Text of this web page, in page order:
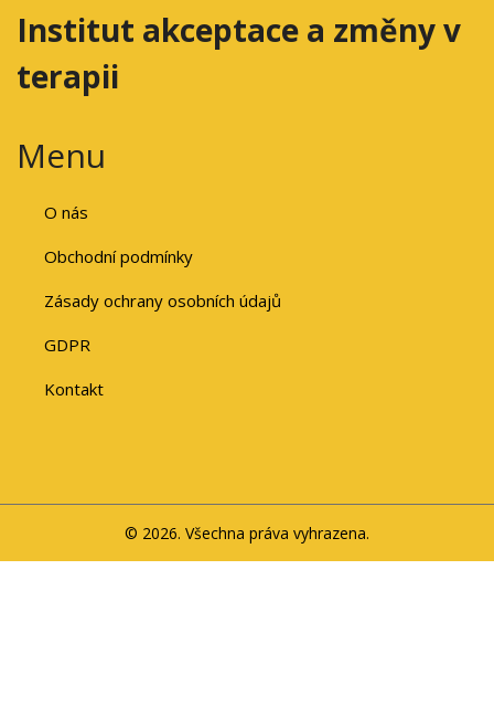
Institut akceptace a změny v
terapii
Menu
O nás
Obchodní podmínky
Zásady ochrany osobních údajů
GDPR
Kontakt
© 2026. Všechna práva vyhrazena.